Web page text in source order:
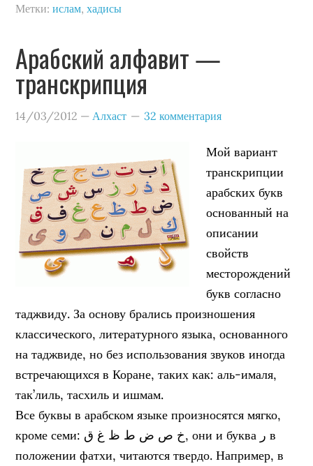
Метки:ислам,хадисы
Арабский алфавит —
транскрипция
14/03/2012 — Алхаст 32 комментария
Мой вариант
транскрипции
арабских букв
основанный на
описании
свойств
месторождений
букв согласно
таджвиду. За основу брались произношения
классического, литературного языка, основанного
на таджвиде, но без использования звуков иногда
встречающихся в Коране, таких как: аль-ималя,
так’лиль, тасхиль и ишмам.
Все буквы в арабском языке произносятся мягко,
кроме семи: خ ص ض ط ظ غ ق, они и буква ر в
положении фатхи, читаются твердо. Например, в